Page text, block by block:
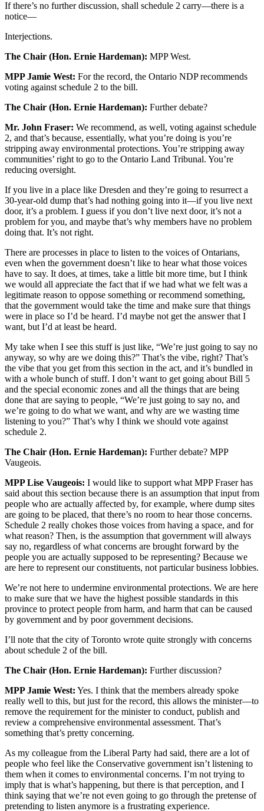
If there’s no further discussion, shall schedule 2 carry—there is a
notice—
Interjections.
The Chair (Hon. Ernie Hardeman): MPP West.
MPP Jamie West: For the record, the Ontario NDP recommends
voting against schedule 2 to the bill.
The Chair (Hon. Ernie Hardeman): Further debate?
Mr. John Fraser: We recommend, as well, voting against schedule
2, and that’s because, essentially, what you’re doing is you’re
stripping away environmental protections. You’re stripping away
communities’ right to go to the Ontario Land Tribunal. You’re
reducing oversight.
If you live in a place like Dresden and they’re going to resurrect a
30-year-old dump that’s had nothing going into it—if you live next
door, it’s a problem. I guess if you don’t live next door, it’s not a
problem for you, and maybe that’s why members have no problem
doing that. It’s not right.
There are processes in place to listen to the voices of Ontarians,
even when the government doesn’t like to hear what those voices
have to say. It does, at times, take a little bit more time, but I think
we would all appreciate the fact that if we had what we felt was a
legitimate reason to oppose something or recommend something,
that the government would take the time and make sure that things
were in place so I’d be heard. I’d maybe not get the answer that I
want, but I’d at least be heard.
My take when I see this stuff is just like, “We’re just going to say no
anyway, so why are we doing this?” That’s the vibe, right? That’s
the vibe that you get from this section in the act, and it’s bundled in
with a whole bunch of stuff. I don’t want to get going about Bill 5
and the special economic zones and all the things that are being
done that are saying to people, “We’re just going to say no, and
we’re going to do what we want, and why are we wasting time
listening to you?” That’s why I think we should vote against
schedule 2.
The Chair (Hon. Ernie Hardeman): Further debate? MPP
Vaugeois.
MPP Lise Vaugeois: I would like to support what MPP Fraser has
said about this section because there is an assumption that input from
people who are actually affected by, for example, where dump sites
are going to be placed, that there’s no room to hear those concerns.
Schedule 2 really chokes those voices from having a space, and for
what reason? Then, is the assumption that government will always
say no, regardless of what concerns are brought forward by the
people you are actually supposed to be representing? Because we
are here to represent our constituents, not particular business lobbies.
We’re not here to undermine environmental protections. We are here
to make sure that we have the highest possible standards in this
province to protect people from harm, and harm that can be caused
by government and by poor government decisions.
I’ll note that the city of Toronto wrote quite strongly with concerns
about schedule 2 of the bill.
The Chair (Hon. Ernie Hardeman): Further discussion?
MPP Jamie West: Yes. I think that the members already spoke
really well to this, but just for the record, this allows the minister—to
remove the requirement for the minister to conduct, publish and
review a comprehensive environmental assessment. That’s
something that’s pretty concerning.
As my colleague from the Liberal Party had said, there are a lot of
people who feel like the Conservative government isn’t listening to
them when it comes to environmental concerns. I’m not trying to
imply that is what’s happening, but there is that perception, and I
think saying that we’re not even going to go through the pretense of
pretending to listen anymore is a frustrating experience.